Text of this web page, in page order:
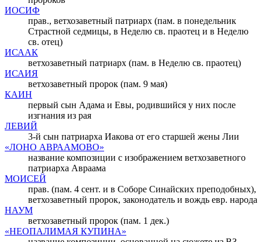
ИОСИФ
прав., ветхозаветный патриарх (пам. в понедельник
Страстной седмицы, в Неделю св. праотец и в Неделю
св. отец)
ИСААК
ветхозаветный патриарх (пам. в Неделю св. праотец)
ИСАИЯ
ветхозаветный пророк (пам. 9 мая)
КАИН
первый сын Адама и Евы, родившийся у них после
изгнания из рая
ЛЕВИЙ
3-й сын патриарха Иакова от его старшей жены Лии
«ЛОНО АВРААМОВО»
название композиции с изображением ветхозаветного
патриарха Авраама
МОИСЕЙ
прав. (пам. 4 сент. и в Соборе Синайских преподобных),
ветхозаветный пророк, законодатель и вождь евр. народа
НАУМ
ветхозаветный пророк (пам. 1 дек.)
«НЕОПАЛИМАЯ КУПИНА»